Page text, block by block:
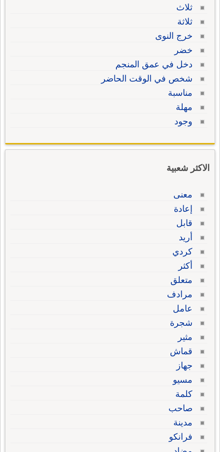
ثلاث
ثلاثة
خرج النوى
خضر
دخل في عمق المنجم
شخص في الوقت الحاضر
مناسبة
مهلة
وجود
الاكثر شعبية
معنى
إعادة
قابل
أريد
كردي
أكثر
متعلق
مرادف
عامل
شجرة
مثير
قماش
جهاز
مسيو
كلمة
صاحب
مدينة
فرانكو